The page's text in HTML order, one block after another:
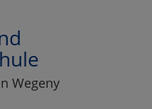
Wegeny